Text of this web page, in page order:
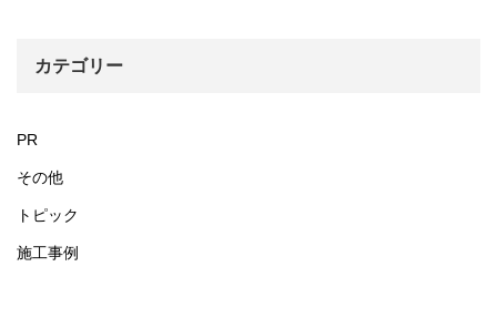
カテゴリー
PR
その他
トピック
施工事例